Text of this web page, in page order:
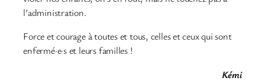
l’administration.
Force et courage à toutes et tous, celles et ceux qui sont
enfermé·e·s et leurs familles !
Kémi